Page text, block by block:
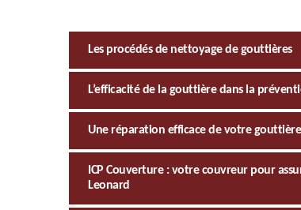
Les procédés de nettoyage de gouttières
L’efficacité de la gouttière dans la
Une réparation efficace de votre
ICP Couverture : votre couvreur pour
Leonard